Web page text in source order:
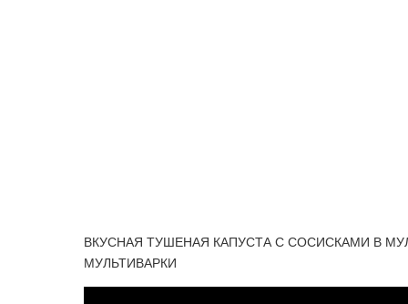
ВКУСНАЯ ТУШЕНАЯ КАПУСТА С СОСИСКАМИ В
МУЛЬТИВАРКИ